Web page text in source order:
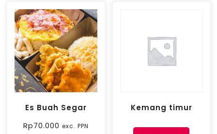
Es Buah Segar
Rp70.000 exc. PPN
Kemang timur